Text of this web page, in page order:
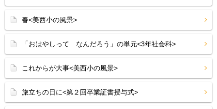
春<美西小の風景>
「おはやしって なんだろう」の単元<3年社会科>
これからが大事<美西小の風景>
旅立ちの日に<第２回卒業証書授与式>